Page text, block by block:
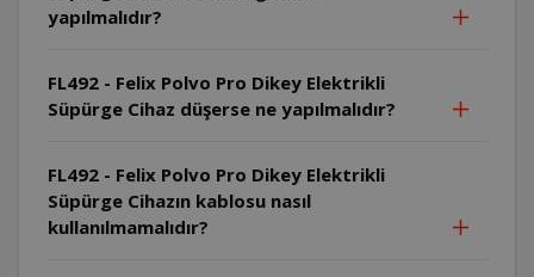
yapılmalıdır?
FL492 - Felix Polvo Pro Dikey Elektrikli
Süpürge Cihaz düşerse ne yapılmalıdır?
FL492 - Felix Polvo Pro Dikey Elektrikli
Süpürge Cihazın kablosu nasıl
kullanılmamalıdır?